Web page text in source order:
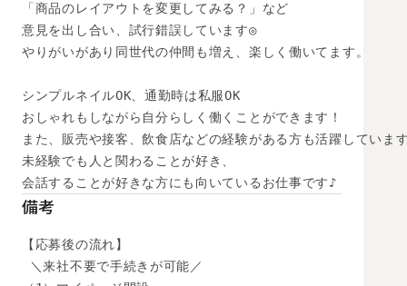
「商品のレイアウトを変更してみる？」など
意見を出し合い、試行錯誤しています◎
やりがいがあり同世代の仲間も増え、楽しく働いてます。
シンプルネイルOK、通勤時は私服OK
おしゃれもしながら自分らしく働くことができます！
また、販売や接客、飲食店などの経験がある方も活躍していま
未経験でも人と関わることが好き、
会話することが好きな方にも向いているお仕事です♪
備考
【応募後の流れ】
＼来社不要で手続きが可能／